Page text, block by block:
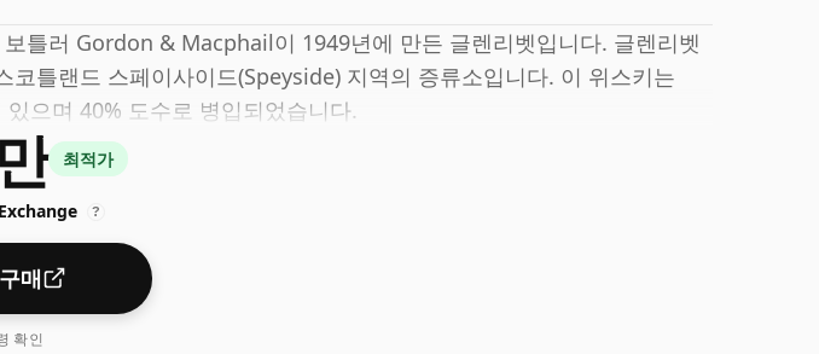
틀러 Gordon & Macphail이 1949년에 만든 글렌리벳입니다. 글렌리벳
코틀랜드 스페이사이드(Speyside) 지역의 증류소입니다. 이 위스키는
으며 40% 도수로 병입되었습니다.
최적가
?
매
확인